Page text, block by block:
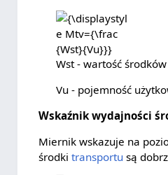
{\displaystyle
Mtv={\frac
{Wst}{Vu}}}
Wst - wartość
Vu - pojemność
Wskaźnik wydajności
Miernik wskazuje na
środkitransportu są